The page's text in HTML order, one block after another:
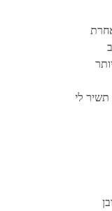
לי